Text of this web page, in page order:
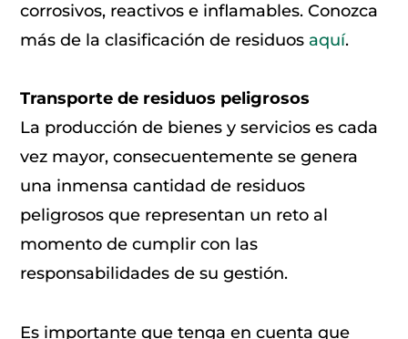
corrosivos, reactivos e inflamables. Conozca
más de la clasificación de residuos aquí.
Transporte de residuos peligrosos
La producción de bienes y servicios es cada
vez mayor, consecuentemente se genera
una inmensa cantidad de residuos
peligrosos que representan un reto al
momento de cumplir con las
responsabilidades de su gestión.
Es importante que tenga en cuenta que